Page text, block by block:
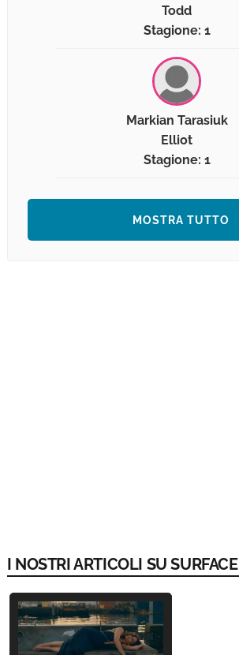
Todd
Stagione: 1
Markian Tarasiuk
Elliot
Stagione: 1
MOSTRA TUTTO
I NOSTRI ARTICOLI SU SURFACE